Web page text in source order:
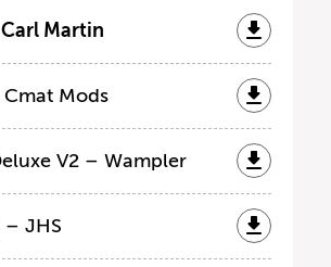
Martin
Mods
V2 – Wampler
– JHS